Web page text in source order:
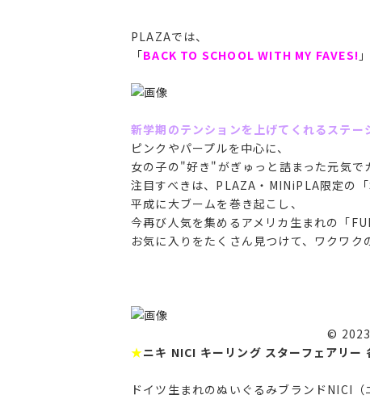
PLAZAでは、
「BACK TO SCHOOL WITH MY FAVES!
新学期のテンションを上げてくれるステ
ピンクやパープルを中心に、
女の子の"好き"がぎゅっと詰まった元気で
注目すべきは、PLAZA・MINiPLA限定の
平成に大ブームを巻き起こし、
今再び人気を集めるアメリカ生まれの「
お気に入りをたくさん見つけて、ワクワク
© 2023
★ニキ NICI キーリング スターフェアリー
ドイツ生まれのぬいぐるみブランドNICI（